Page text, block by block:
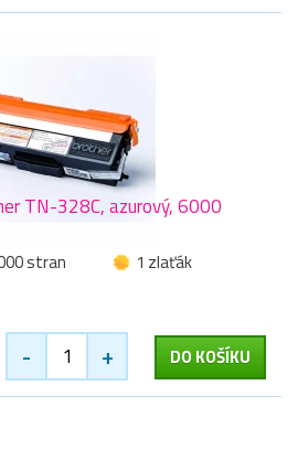
TN-328C, azurový, 6000
stran
1 zlaťák
- + DO KOŠÍKU